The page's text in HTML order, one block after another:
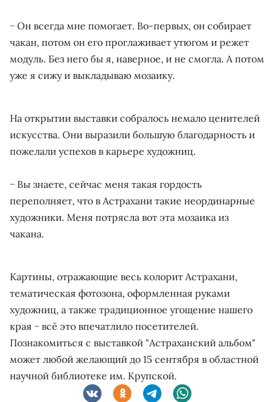
− Он всегда мне помогает. Во-первых, он собирает
чакан, потом он его проглаживает утюгом и режет
модуль. Без него бы я, наверное, и не смогла. А потом
уже я сижу и выкладываю мозаику.
На открытии выставки собралось немало ценителей
искусства. Они выразили большую благодарность и
пожелали успехов в карьере художниц.
− Вы знаете, сейчас меня такая гордость
переполняет, что в Астрахани такие неординарные
художники. Меня потрясла вот эта мозаика из
чакана.
Картины, отражающие весь колорит Астрахани,
тематическая фотозона, оформленная руками
художниц, а также традиционное угощение нашего
края − всё это впечатлило посетителей.
Познакомиться с выставкой "Астраханский альбом"
может любой желающий до 15 сентября в областной
научной библиотеке им. Крупской.